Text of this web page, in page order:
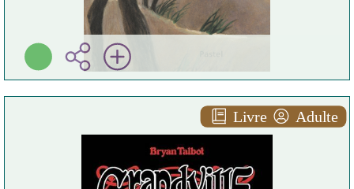
Livre Adulte
Force majeure
Bryan TALBOT
Delirium ( Nogent-sur-